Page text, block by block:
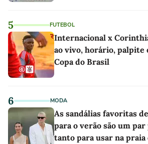
5 FUTEBOL
Internacional x
ao vivo, horário, palpite
Copa do Brasil
6 MODA
As sandálias favoritas
para o verão são um
tanto para usar na praia